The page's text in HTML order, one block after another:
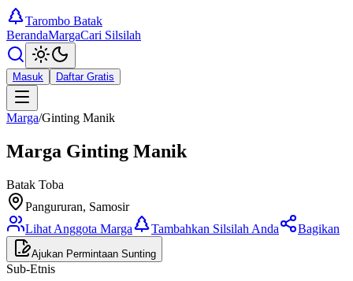
Tarombo Batak
BerandaMargaCari Silsilah
Masuk Daftar Gratis
Marga/Ginting Manik
Marga Ginting Manik
Batak Toba
Pangururan, Samosir
Lihat Anggota Marga
Tambahkan Silsilah Anda Bagikan
Ajukan Permintaan Sunting
Sub-Etnis